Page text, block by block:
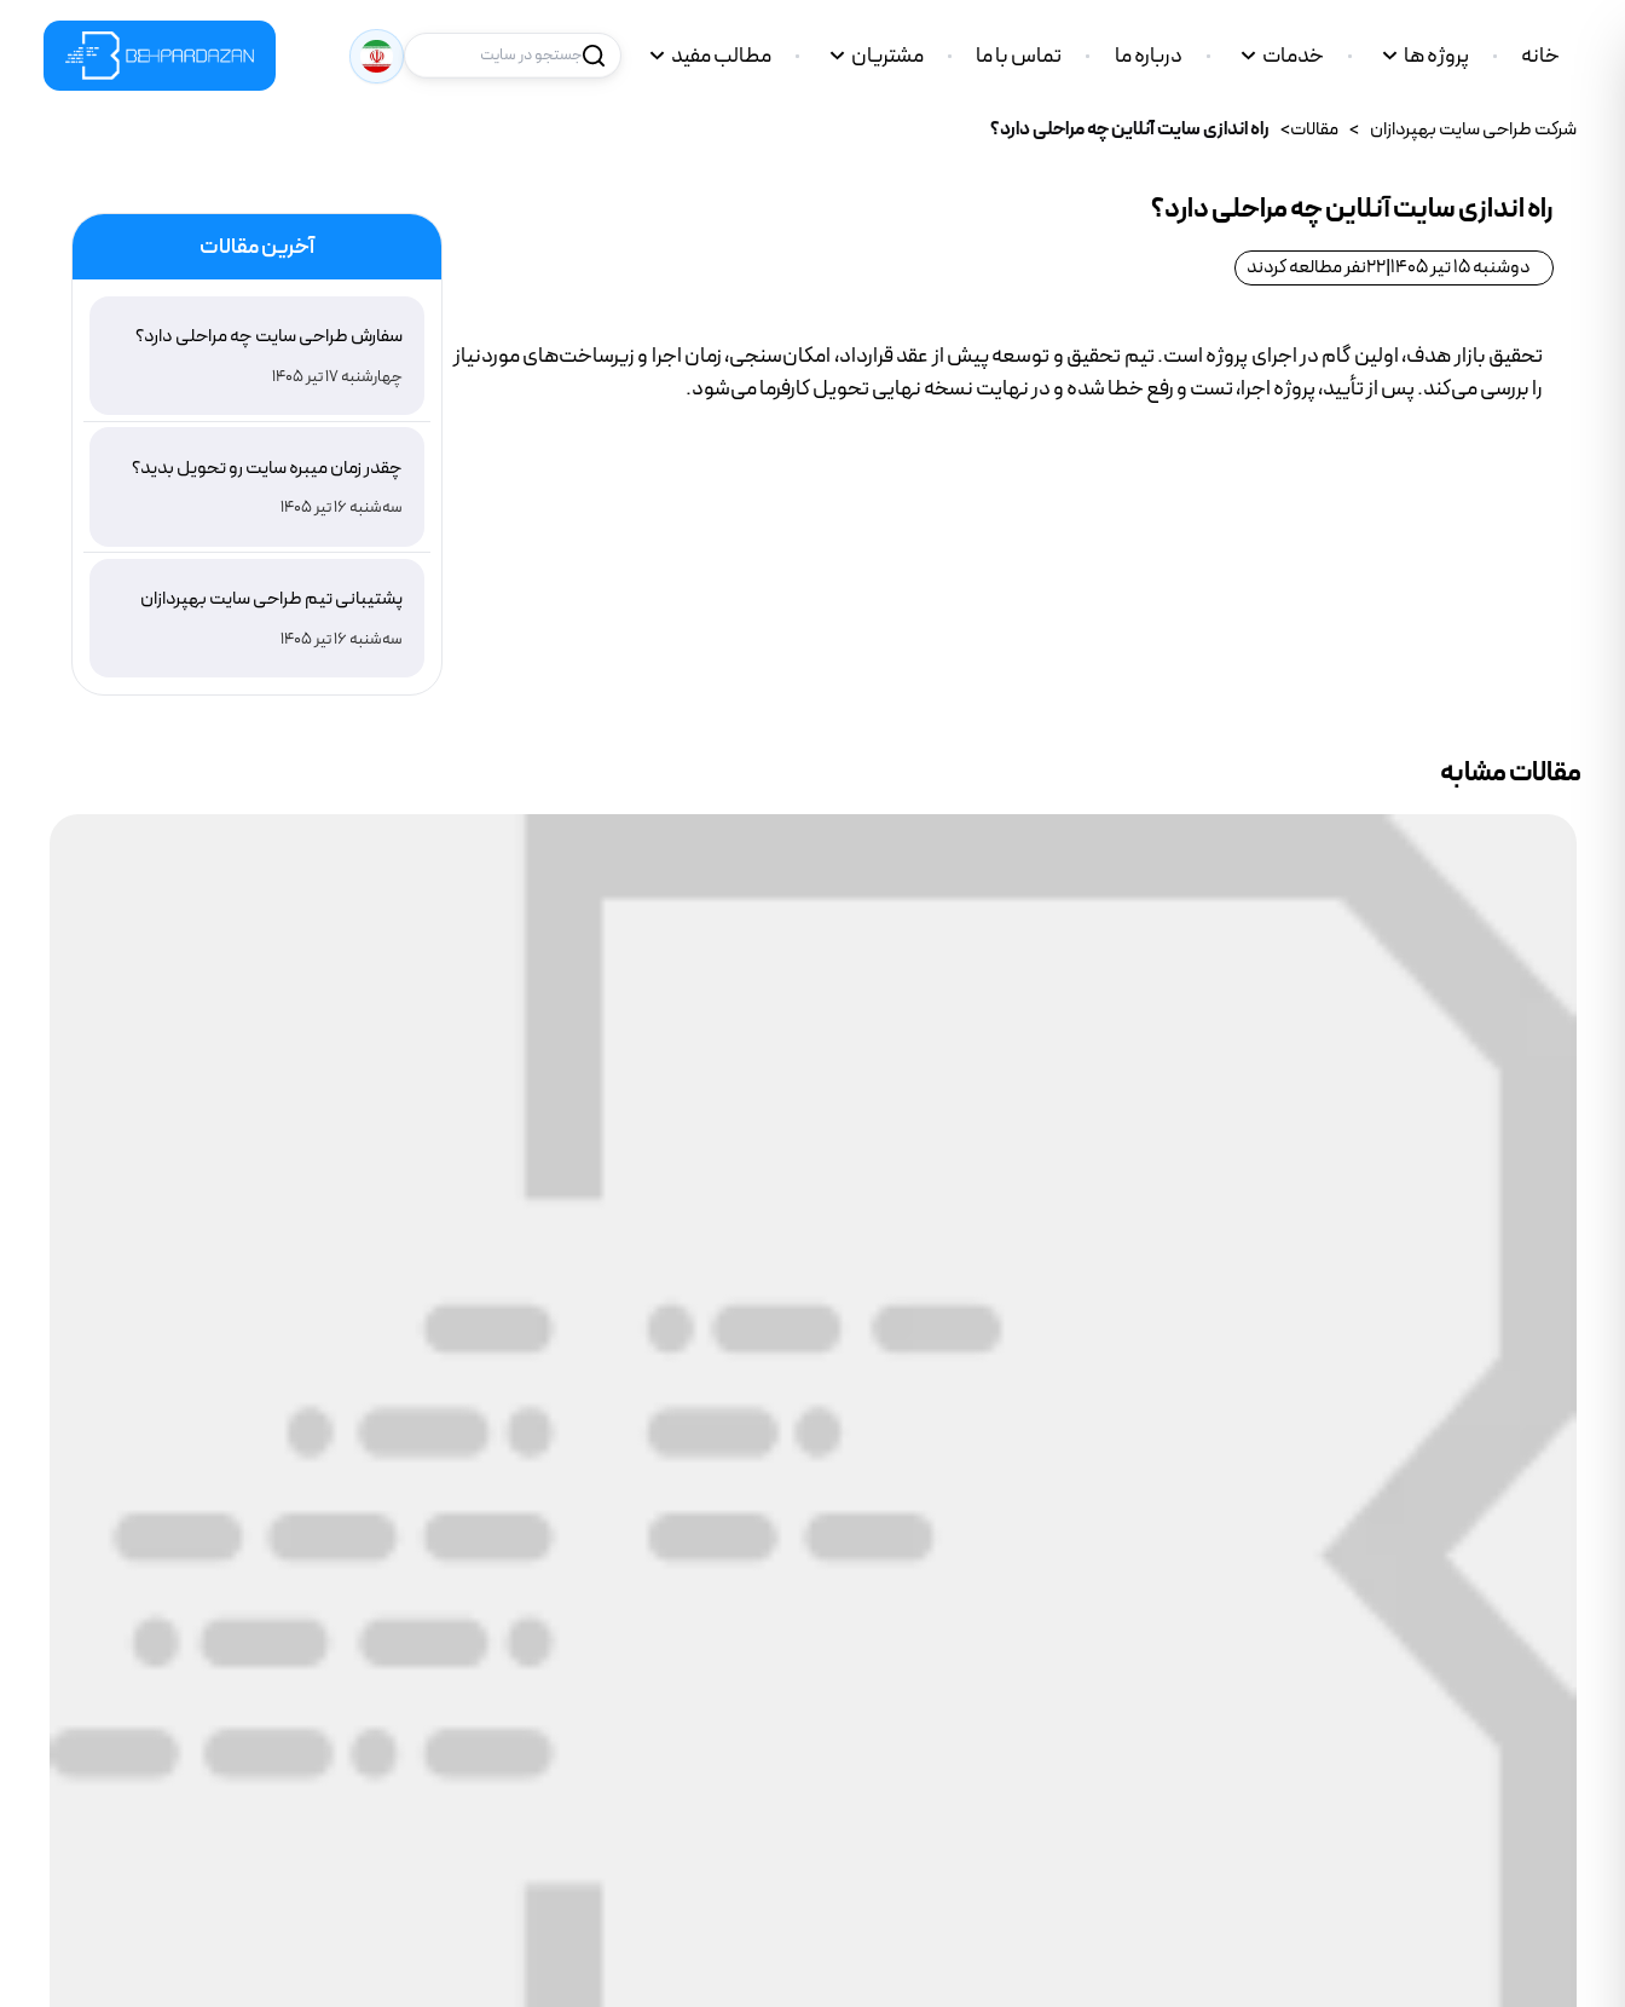
خانه پروژه ها خدمات درباره ما تماس با ما مشتریان مطالب مفید جستجو در سایت
شرکت طراحی سایت بهپردازان > مقالات> راه اندازی سایت آنلاین چه مراحلی دارد؟
راه اندازی سایت آنلاین چه مراحلی دارد؟
دوشنبه 15 تیر 1405 |
22نفر مطالعه کردند
تحقیق بازار هدف، اولین گام در اجرای پروژه است. تیم تحقیق و توسعه پیش از عقد قرارداد، امکان‌سنجی، زمان اجرا و زیرساخت‌های موردنیاز
را بررسی می‌کند. پس از تأیید، پروژه اجرا، تست و رفع خطا شده و در نهایت نسخه نهایی تحویل کارفرما می‌شود.
آخرین مقالات
سفارش طراحی سایت چه مراحلی دارد؟
چهارشنبه 17 تیر 1405
چقدر زمان میبره سایت رو تحویل بدید؟
سه‌شنبه 16 تیر 1405
پشتیبانی تیم طراحی سایت بهپردازان
چگونه است؟
سه‌شنبه 16 تیر 1405
مقالات مشابه